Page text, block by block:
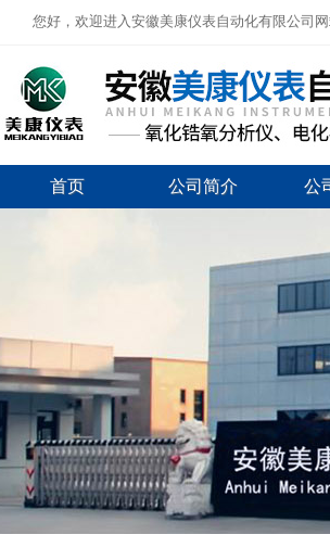
您好，欢迎进入安徽美康仪表自动化有限公司网
首页 公司简介 公